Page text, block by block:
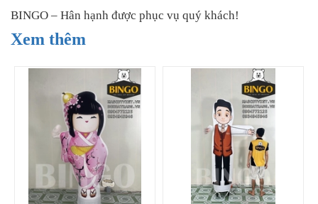
BINGO – Hân hạnh được phục vụ quý khách!
Xem thêm